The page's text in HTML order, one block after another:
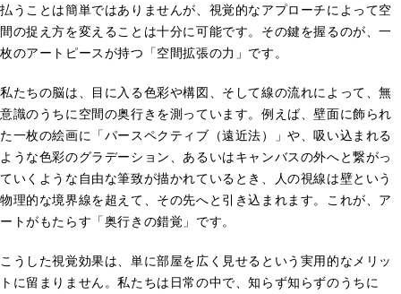
払うことは簡単ではありませんが、視覚的なアプローチによって空
間の捉え方を変えることは十分に可能です。その鍵を握るのが、一
枚のアートピースが持つ「空間拡張の力」です。
私たちの脳は、目に入る色彩や構図、そして線の流れによって、無
意識のうちに空間の奥行きを測っています。例えば、壁面に飾られ
た一枚の絵画に「パースペクティブ（遠近法）」や、吸い込まれる
ような色彩のグラデーション、あるいはキャンバスの外へと繋がっ
ていくような自由な筆致が描かれているとき、人の視線は壁という
物理的な境界線を超えて、その先へと引き込まれます。これが、ア
ートがもたらす「奥行きの錯覚」です。
こうした視覚効果は、単に部屋を広く見せるという実用的なメリッ
トに留まりません。私たちは日常の中で、知らず知らずのうちに